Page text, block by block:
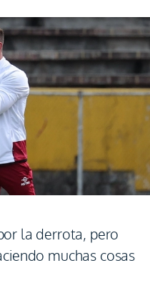
la derrota, pero
muchas cosas